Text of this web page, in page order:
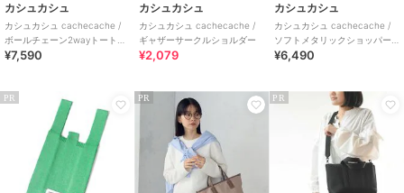
カシュカシュ
カシュカシュ cachecache /
ボールチェーン2wayトートバ
ッグ
¥7,590
カシュカシュ
カシュカシュ cachecache /
ギャザーサークルショルダー
¥2,079
カシュカシュ
カシュカシュ cachecache /
ソフトメタリックショッパー
トートS
¥6,490
PR PR PR